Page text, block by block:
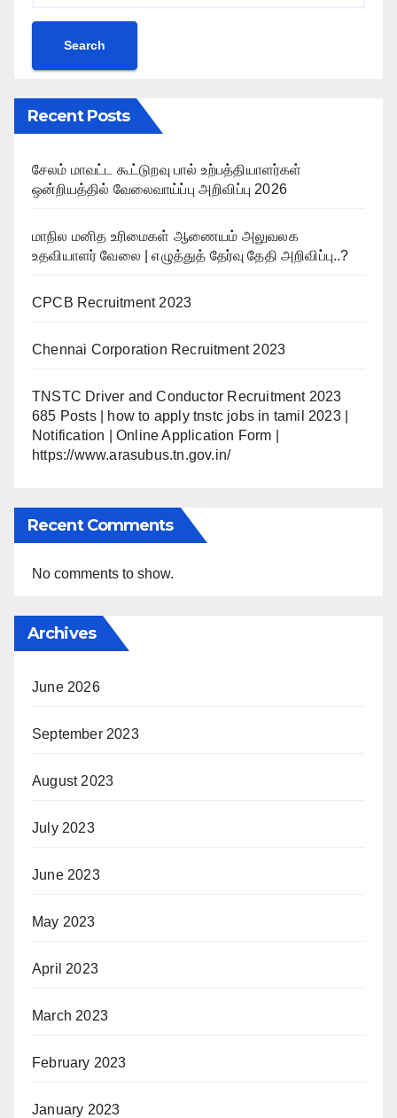
Search
Recent Posts
சேலம் மாவட்ட கூட்டுறவு பால் உற்பத்தியாளர்கள்
ஒன்றியத்தில் வேலைவாய்ப்பு அறிவிப்பு 2026
மாநில மனித உரிமைகள் ஆணையம் அலுவலக
உதவியாளர் வேலை | எழுத்துத் தேர்வு தேதி அறிவிப்பு..?
CPCB Recruitment 2023
Chennai Corporation Recruitment 2023
TNSTC Driver and Conductor Recruitment 2023
685 Posts | how to apply tnstc jobs in tamil 2023 |
Notification | Online Application Form |
https://www.arasubus.tn.gov.in/
Recent Comments
No comments to show.
Archives
June 2026
September 2023
August 2023
July 2023
June 2023
May 2023
April 2023
March 2023
February 2023
January 2023